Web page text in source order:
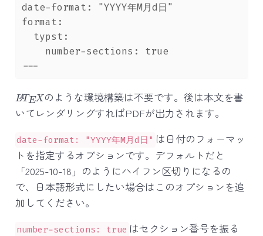
date-format:
"YYYY年M月d日"
format:
  typst:
    number-sections: true
---
のような環境構築は不要です。後は本文を書
いてレンダリングすればPDFが出力されます。
date-format: "YYYY年M月d日" は日付のフォーマッ
トを指定するオプションです。デフォルトだと
「2025-10-18」のようにハイフン区切りになるの
で、日本語形式にしたい場合はこのオプションを追
加してください。
number-sections: true はセクション番号を振る